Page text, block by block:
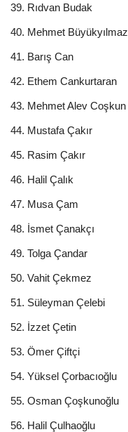
39. Rıdvan Budak
40. Mehmet Büyükyılmaz
41. Barış Can
42. Ethem Cankurtaran
43. Mehmet Alev Coşkun
44. Mustafa Çakır
45. Rasim Çakır
46. Halil Çalık
47. Musa Çam
48. İsmet Çanakçı
49. Tolga Çandar
50. Vahit Çekmez
51. Süleyman Çelebi
52. İzzet Çetin
53. Ömer Çiftçi
54. Yüksel Çorbacıoğlu
55. Osman Çoşkunoğlu
56. Halil Çulhaoğlu